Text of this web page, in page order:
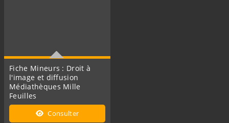
Fiche Mineurs : Droit à
l'image et diffusion
Médiathèques Mille
Feuilles
Cette fiche concerne le
droit à l'image et diffusion
Consulter